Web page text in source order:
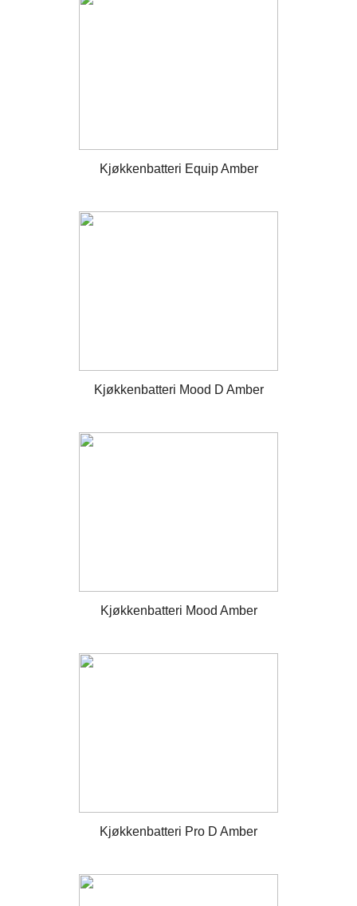
Kjøkkenbatteri Equip Amber
Kjøkkenbatteri Mood D Amber
Kjøkkenbatteri Mood Amber
Kjøkkenbatteri Pro D Amber